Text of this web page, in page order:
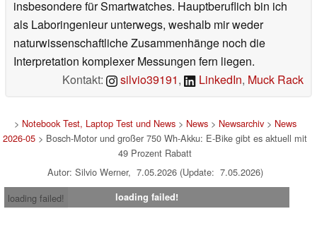
insbesondere für Smartwatches. Hauptberuflich bin ich
als Laboringenieur unterwegs, weshalb mir weder
naturwissenschaftliche Zusammenhänge noch die
Interpretation komplexer Messungen fern liegen.
Kontakt:
silvio39191, LinkedIn, Muck Rack
> Notebook Test, Laptop Test und News> News> Newsarchiv> News
2026-05 > Bosch-Motor und großer 750 Wh-Akku: E-Bike gibt es aktuell mit
49 Prozent Rabatt
Autor: Silvio Werner, 7.05.2026 (Update: 7.05.2026)
loading failed!
loading failed!